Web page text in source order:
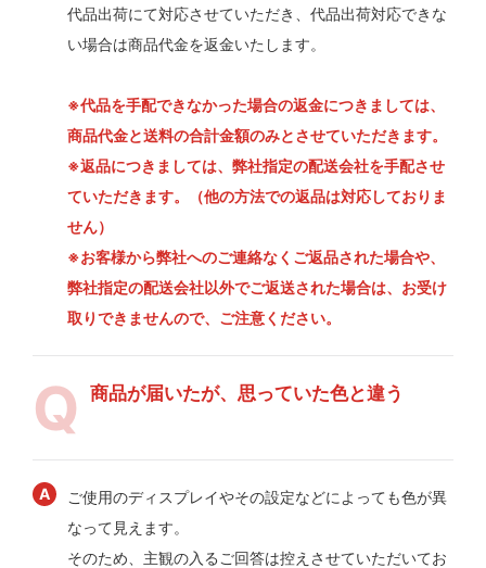
代品出荷にて対応させていただき、代品出荷対応できな
い場合は商品代金を返金いたします。
※代品を手配できなかった場合の返金につきましては、
商品代金と送料の合計金額のみとさせていただきます。
※返品につきましては、弊社指定の配送会社を手配させ
ていただきます。（他の方法での返品は対応しておりま
せん）
※お客様から弊社へのご連絡なくご返品された場合や、
弊社指定の配送会社以外でご返送された場合は、お受け
取りできませんので、ご注意ください。
商品が届いたが、思っていた色と違う
ご使用のディスプレイやその設定などによっても色が異
なって見えます。
そのため、主観の入るご回答は控えさせていただいてお